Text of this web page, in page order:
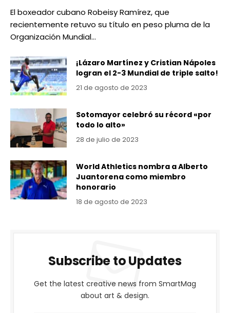
El boxeador cubano Robeisy Ramírez, que
recientemente retuvo su título en peso pluma de la
Organización Mundial…
¡Lázaro Martínez y Cristian Nápoles
logran el 2-3 Mundial de triple salto!
21 de agosto de 2023
Sotomayor celebró su récord «por
todo lo alto»
28 de julio de 2023
World Athletics nombra a Alberto
Juantorena como miembro
honorario
18 de agosto de 2023
Subscribe to Updates
Get the latest creative news from SmartMag
about art & design.